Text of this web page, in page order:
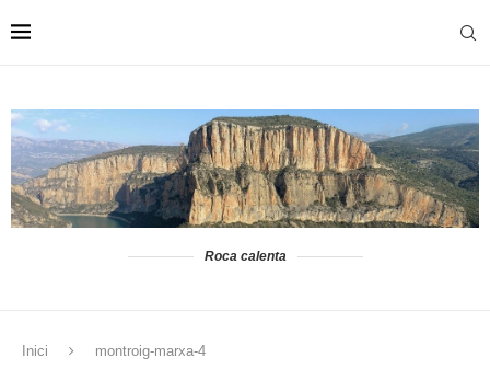
Roca calenta
Inici montroig-marxa-4